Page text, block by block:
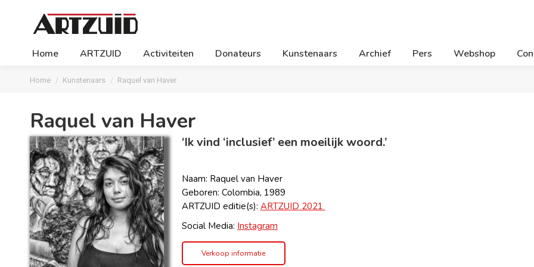
Home ARTZUID Activiteiten Donateurs Kunstenaars Archief Pers Webshop
Je bent hier:
Home Kunstenaars Raquel van Haver
Raquel van Haver
‘Ik vind ‘inclusief’ een moeilijk woord.’
Naam: Raquel van Haver
Geboren: Colombia, 1989
ARTZUID editie(s): ARTZUID 2021
Social Media: Instagram
Verkoop informatie